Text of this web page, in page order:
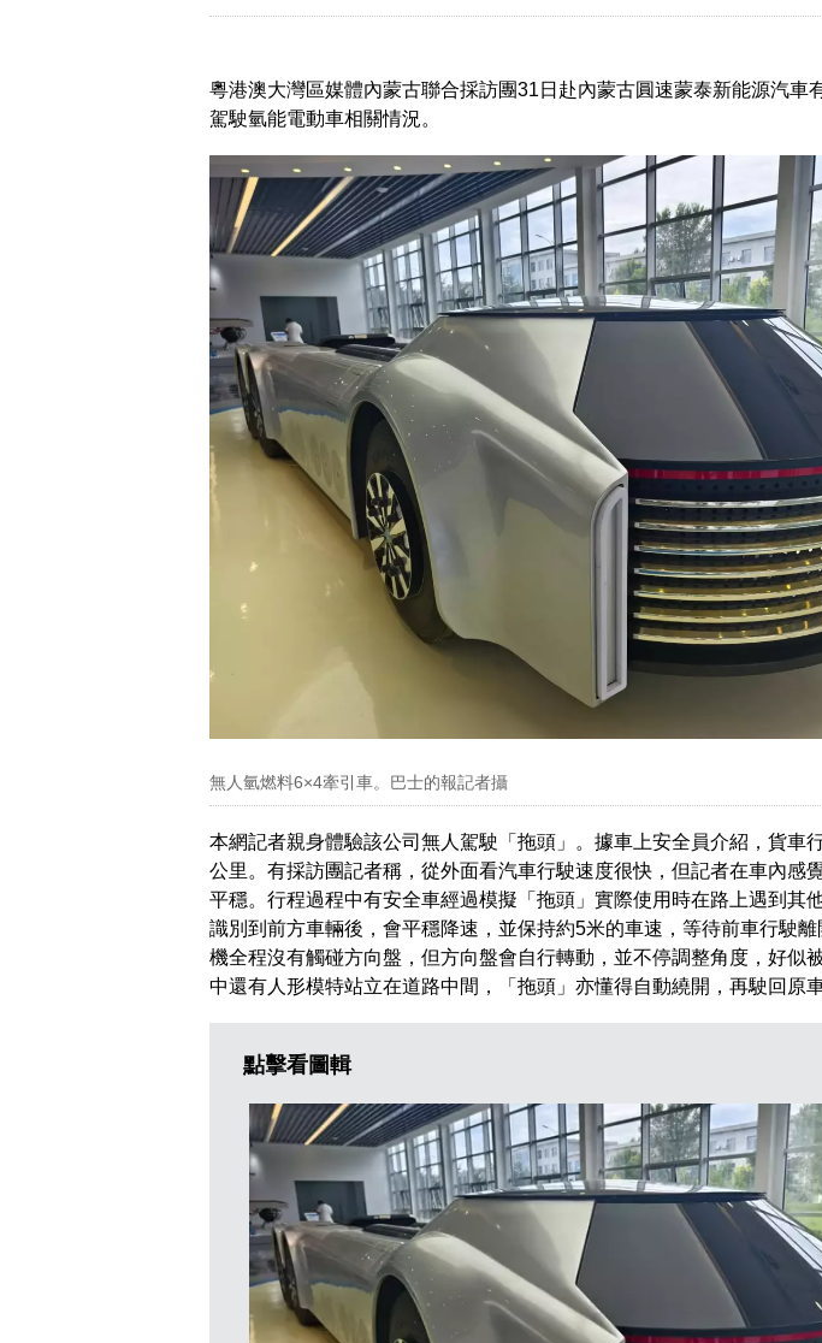
粵港澳大灣區媒體內蒙古聯合採訪團31日赴內蒙古圓速蒙泰新能源汽車
駕駛氫能電動車相關情況。
無人氫燃料6×4牽引車。巴士的報記者攝
本網記者親身體驗該公司無人駕駛「拖頭」。據車上安全員介紹，貨車
公里。有採訪團記者稱，從外面看汽車行駛速度很快，但記者在車內感
平穩。行程過程中有安全車經過模擬「拖頭」實際使用時在路上遇到其
識別到前方車輛後，會平穩降速，並保持約5米的車速，等待前車行駛離
機全程沒有觸碰方向盤，但方向盤會自行轉動，並不停調整角度，好似
中還有人形模特站立在道路中間，「拖頭」亦懂得自動繞開，再駛回原
點擊看圖輯